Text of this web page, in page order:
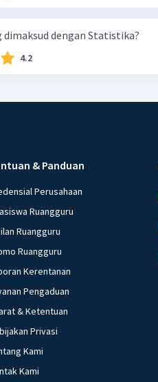
dimaksud dengan Statistika?
4.2
& Panduan
Perusahaan
Ruangguru
Ruangguru
Ruangguru
Kerentanan
Pengaduan
& Ketentuan
Privasi
Kami
Kami